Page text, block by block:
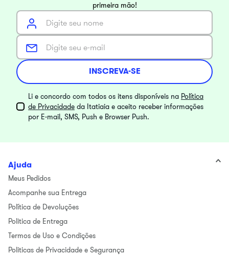
primeira mão!
INSCREVA-SE
Li e concordo com todos os itens disponíveis na Política
de Privacidade da Itatiaia e aceito receber informações
por E-mail, SMS, Push e Browser Push.
Ajuda
Meus Pedidos
Acompanhe sua Entrega
Política de Devoluções
Politica de Entrega
Termos de Uso e Condições
Politicas de Privacidade e Segurança